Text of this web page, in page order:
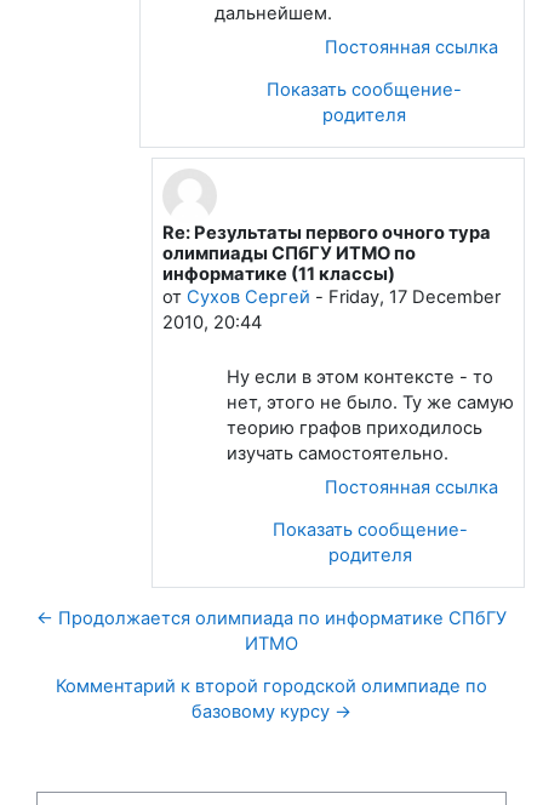
дальнейшем.
Постоянная ссылка
Показать сообщение-
родителя
В ответ на Якунин Владимир
Re: Результаты первого очного тура
олимпиады СПбГУ ИТМО по
информатике (11 классы)
от Сухов Сергей - Friday, 17 December
2010, 20:44
Ну если в этом контексте - то
нет, этого не было. Ту же самую
теорию графов приходилось
изучать самостоятельно.
Постоянная ссылка
Показать сообщение-
родителя
← Продолжается олимпиада по информатике СПбГУ
ИТМО
Комментарий к второй городской олимпиаде по
базовому курсу →